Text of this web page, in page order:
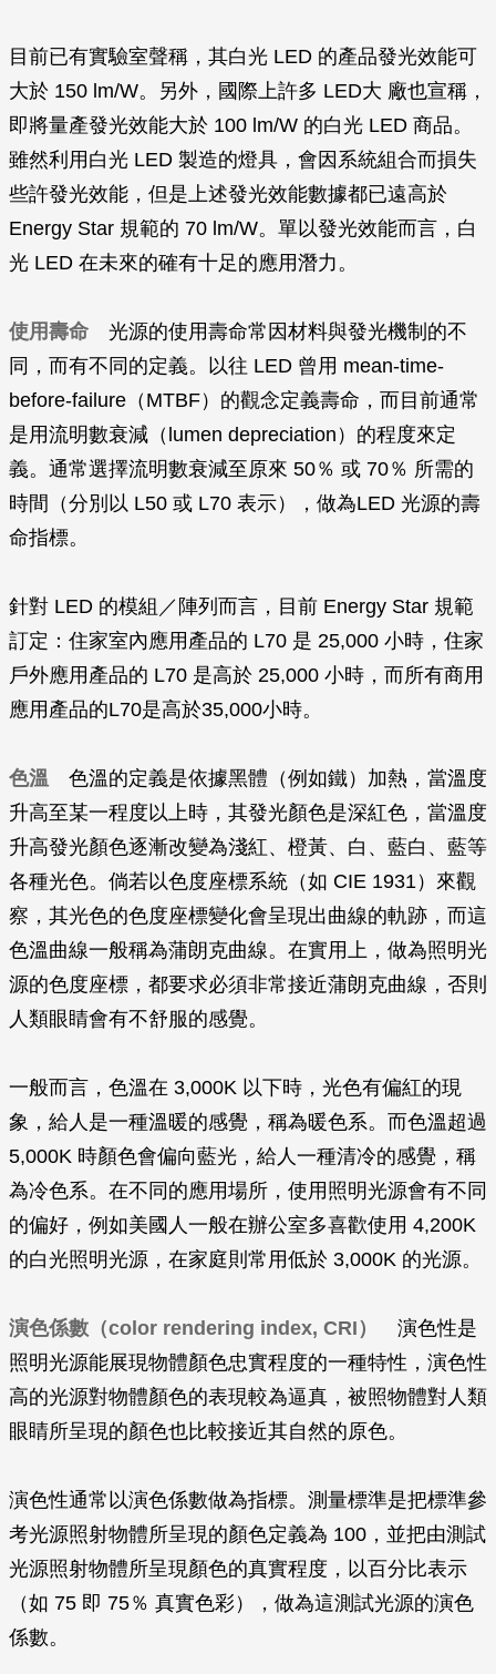
目前已有實驗室聲稱，其白光 LED 的產品發光效能可
大於 150 lm/W。另外，國際上許多 LED大 廠也宣稱，
即將量產發光效能大於 100 lm/W 的白光 LED 商品。
雖然利用白光 LED 製造的燈具，會因系統組合而損失
些許發光效能，但是上述發光效能數據都已遠高於
Energy Star 規範的 70 lm/W。單以發光效能而言，白
光 LED 在未來的確有十足的應用潛力。
使用壽命 光源的使用壽命常因材料與發光機制的不
同，而有不同的定義。以往 LED 曾用 mean-time-
before-failure（MTBF）的觀念定義壽命，而目前通常
是用流明數衰減（lumen depreciation）的程度來定
義。通常選擇流明數衰減至原來 50％ 或 70％ 所需的
時間（分別以 L50 或 L70 表示），做為LED 光源的壽
命指標。
針對 LED 的模組／陣列而言，目前 Energy Star 規範
訂定：住家室內應用產品的 L70 是 25,000 小時，住家
戶外應用產品的 L70 是高於 25,000 小時，而所有商用
應用產品的L70是高於35,000小時。
色溫 色溫的定義是依據黑體（例如鐵）加熱，當溫度
升高至某一程度以上時，其發光顏色是深紅色，當溫度
升高發光顏色逐漸改變為淺紅、橙黃、白、藍白、藍等
各種光色。倘若以色度座標系統（如 CIE 1931）來觀
察，其光色的色度座標變化會呈現出曲線的軌跡，而這
色溫曲線一般稱為蒲朗克曲線。在實用上，做為照明光
源的色度座標，都要求必須非常接近蒲朗克曲線，否則
人類眼睛會有不舒服的感覺。
一般而言，色溫在 3,000K 以下時，光色有偏紅的現
象，給人是一種溫暖的感覺，稱為暖色系。而色溫超過
5,000K 時顏色會偏向藍光，給人一種清冷的感覺，稱
為冷色系。在不同的應用場所，使用照明光源會有不同
的偏好，例如美國人一般在辦公室多喜歡使用 4,200K
的白光照明光源，在家庭則常用低於 3,000K 的光源。
演色係數（color rendering index, CRI）
演色性是
照明光源能展現物體顏色忠實程度的一種特性，演色性
高的光源對物體顏色的表現較為逼真，被照物體對人類
眼睛所呈現的顏色也比較接近其自然的原色。
演色性通常以演色係數做為指標。測量標準是把標準參
考光源照射物體所呈現的顏色定義為 100，並把由測試
光源照射物體所呈現顏色的真實程度，以百分比表示
（如 75 即 75％ 真實色彩），做為這測試光源的演色
係數。